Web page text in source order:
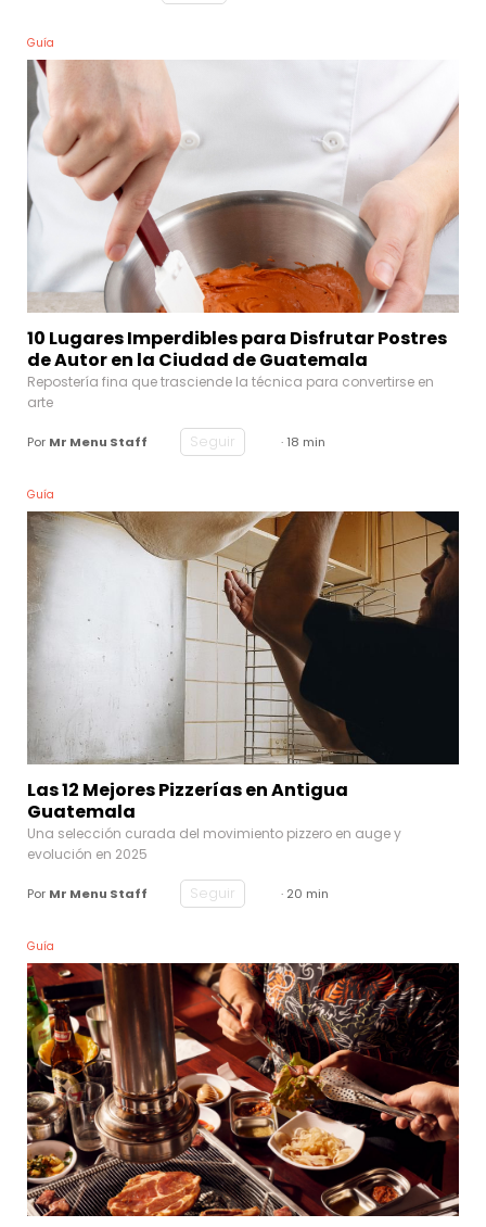
Guía
10 Lugares Imperdibles para Disfrutar Postres
de Autor en la Ciudad de Guatemala
Repostería fina que trasciende la técnica para convertirse en
arte
Por Mr Menu Staff Seguir · 18 min
Guía
Las 12 Mejores Pizzerías en Antigua
Guatemala
Una selección curada del movimiento pizzero en auge y
evolución en 2025
Por Mr Menu Staff Seguir · 20 min
Guía